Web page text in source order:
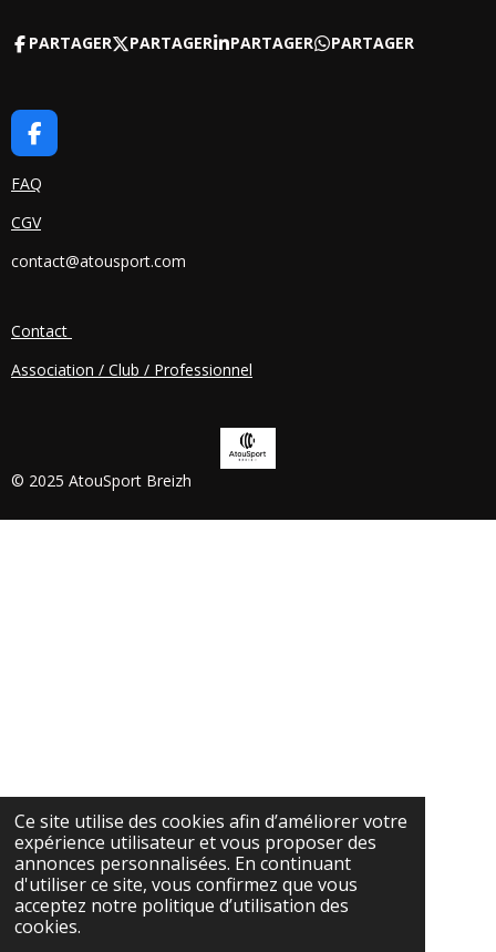
Ce site utilise des cookies afin d’améliorer votre
expérience utilisateur et vous proposer des
annonces personnalisées. En continuant
d'utiliser ce site, vous confirmez que vous
acceptez notre politique d’utilisation des
cookies.
PARTAGER PARTAGER PARTAGER PARTAGER
F
A
C
B
O
FAQ
CGV
contact@atousport.com
Contact
Association / Club / Professionnel
© 2025 AtouSport Breizh